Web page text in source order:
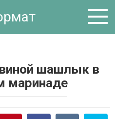
шашлык в
маринаде